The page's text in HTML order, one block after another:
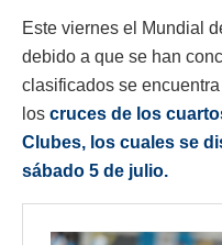
Este viernes el Mundial
debido a que se han
clasificados se
los cruces de los
Clubes, los cuales se
sábado 5 de julio.